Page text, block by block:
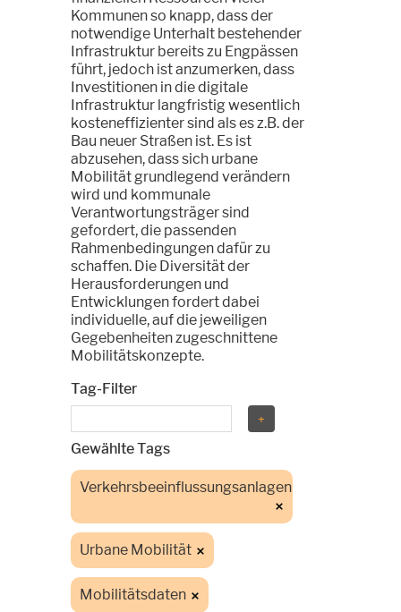
Kommunen so knapp, dass der
notwendige Unterhalt bestehender
Infrastruktur bereits zu Engpässen
führt, jedoch ist anzumerken, dass
Investitionen in die digitale
Infrastruktur langfristig wesentlich
kosteneffizienter sind als es z.B. der
Bau neuer Straßen ist. Es ist
abzusehen, dass sich urbane
Mobilität grundlegend verändern
wird und kommunale
Verantwortungsträger sind
gefordert, die passenden
Rahmenbedingungen dafür zu
schaffen. Die Diversität der
Herausforderungen und
Entwicklungen fordert dabei
individuelle, auf die jeweiligen
Gegebenheiten zugeschnittene
Mobilitätskonzepte.
Tag-Filter
Gewählte Tags
Verkehrsbeeinflussungsanlagen
Urbane Mobilität
Mobilitätsdaten